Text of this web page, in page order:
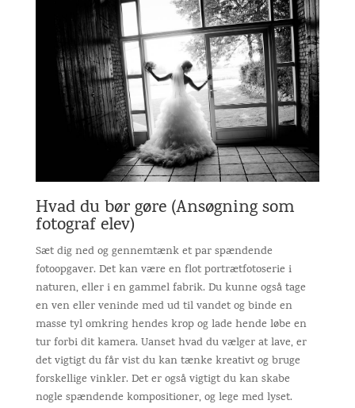
Hvad du bør gøre (Ansøgning som
fotograf elev)
Sæt dig ned og gennemtænk et par spændende
fotoopgaver. Det kan være en flot portrætfotoserie i
naturen, eller i en gammel fabrik. Du kunne også tage
en ven eller veninde med ud til vandet og binde en
masse tyl omkring hendes krop og lade hende løbe en
tur forbi dit kamera. Uanset hvad du vælger at lave, er
det vigtigt du får vist du kan tænke kreativt og bruge
forskellige vinkler. Det er også vigtigt du kan skabe
nogle spændende kompositioner, og lege med lyset.